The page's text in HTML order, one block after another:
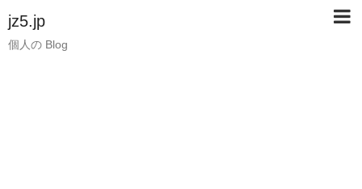
jz5.jp
個人の Blog